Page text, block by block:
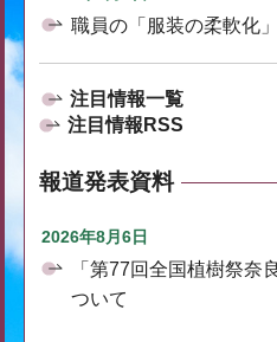
職員の「服装の柔軟化
注目情報一覧
注目情報RSS
報道発表資料
2026年8月6日
「第77回全国植樹祭奈
ついて